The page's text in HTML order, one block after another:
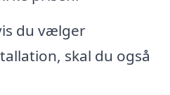
du vælger
skal du også